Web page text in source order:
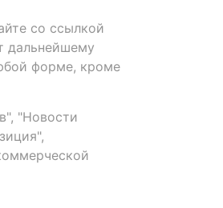
со ссылкой
дальнейшему
форме, кроме
"Новости